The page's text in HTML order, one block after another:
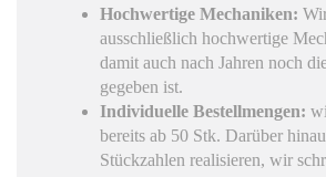
Hochwertige Mechaniken:
ausschließlich hochwertige
damit auch nach Jahren noch
gegeben ist.
Individuelle Bestellmengen:
bereits ab 50 Stk. Darüber
Stückzahlen realisieren, wir